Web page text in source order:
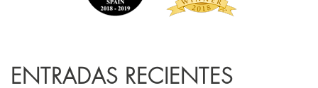
ENTRADAS RECIENTES